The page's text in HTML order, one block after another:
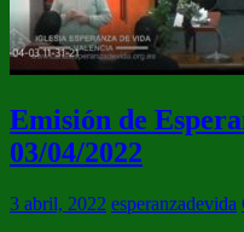
Emisión de
03/04/2022
3 abril, 2022 esperanzadevida